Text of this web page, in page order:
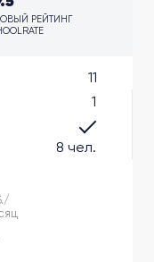
11
1
8 чел.
РЕЙТИНГ